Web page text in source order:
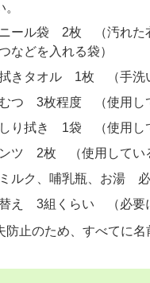
ール袋 2枚 （汚れた
などを入れる袋）
きタオル 1枚 （手洗
つ 3枚程度 （使用し
り拭き 1袋 （使用し
ツ 2枚 （使用してい
ルク、哺乳瓶、お湯
え 3組くらい （必要
止のため、すべてに名